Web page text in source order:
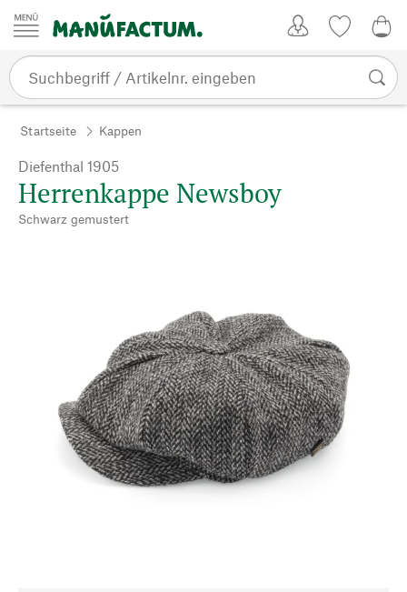
Zum Inhalt springen
Startseite Kappen
Diefenthal 1905
Herrenkappe Newsboy
Schwarz gemustert